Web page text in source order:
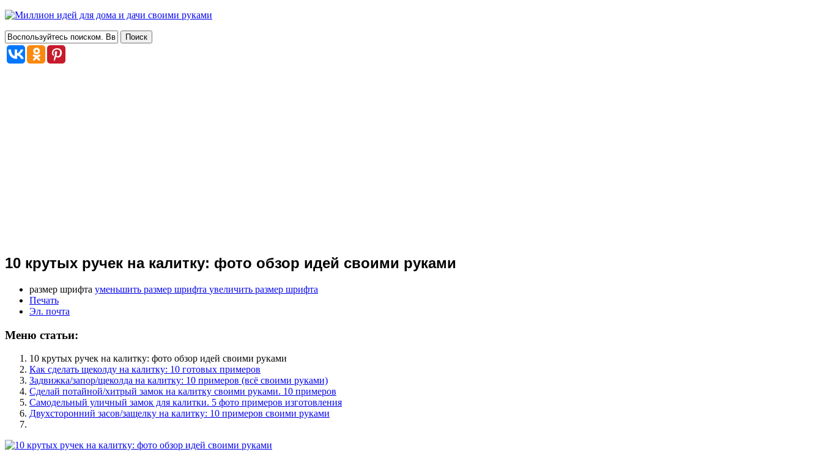
10 крутых ручек на калитку: фото обзор идей своими руками
размер шрифта уменьшить размер шрифта увеличить размер шрифта
Печать
Эл. почта
Меню статьи:
10 крутых ручек на калитку: фото обзор идей своими руками
Как сделать щеколду на калитку: 10 готовых примеров
Задвижка/запор/щеколда на калитку: 10 примеров (всё своими руками)
Сделай потайной/хитрый замок на калитку своими руками. 10 примеров
Самодельный уличный замок для калитки. 5 фото примеров изготовления
Двухсторонний засов/защелку на калитку: 10 примеров своими руками